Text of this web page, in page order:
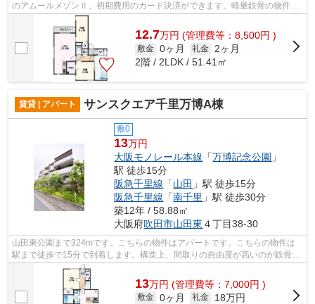
のアムールメゾンⅡ。初期費用のカード決済ができます。軽量鉄骨の物件は
耐震性の面で優れています。より詳しい...
12.7万円 (管理費等：8,500円 )
敷金 0ヶ月 礼金
2ヶ月
2階 / 2LDK / 51.41㎡
賃貸 | アパート サンスクエア千里万博A棟
敷0
13万円
大阪モノレール本線 「万博記念公園 」
駅 徒歩15分
阪急千里線 「山田 」駅 徒歩15分
阪急千里線 「南千里 」駅 徒歩30分
築12年 / 58.88㎡
大阪府吹田市山田東 ４丁目38-30
山田東公園まで324mです。こちらの物件はアパートです。こちらの物件は
駅まで徒歩で15分で到着します。構造上、間取りの自由度が高いのが鉄骨造
の魅力。より詳しい情報や内見のご予約...
13万円 (管理費等：7,000円 )
敷金 0ヶ月 礼金
18万円